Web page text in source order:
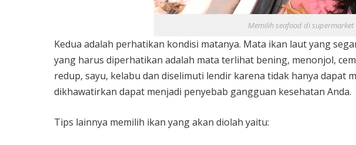
Memilih seafood di supermarket
Kedua adalah perhatikan kondisi matanya. Mata ikan laut yang
yang harus diperhatikan adalah mata terlihat bening, menonjol,
redup, sayu, kelabu dan diselimuti lendir karena tidak hanya dapat
dikhawatirkan dapat menjadi penyebab gangguan kesehatan Anda.
Tips lainnya memilih ikan yang akan diolah yaitu: